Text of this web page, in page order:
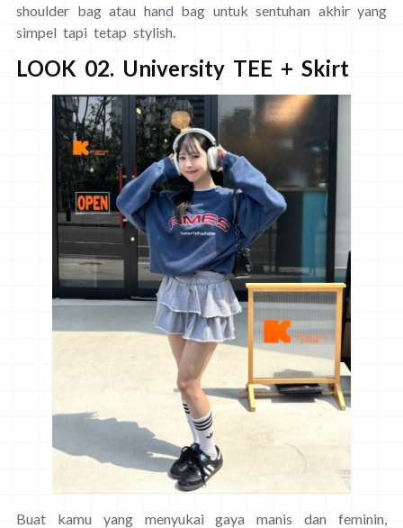
shoulder bag atau hand bag untuk sentuhan akhir yang
simpel tapi tetap stylish.
LOOK 02. University TEE + Skirt
Buat kamu yang menyukai gaya manis dan feminin,